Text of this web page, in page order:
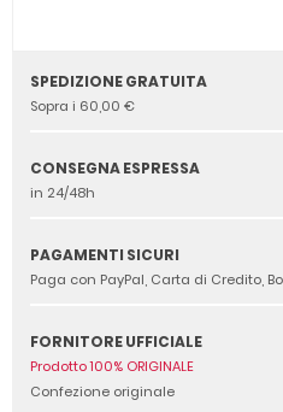
SPEDIZIONE GRATUITA
Sopra i 60,00 €
CONSEGNA ESPRESSA
in 24/48h
PAGAMENTI SICURI
Paga con PayPal, Carta di Credito,
FORNITORE UFFICIALE
Prodotto 100% ORIGINALE
Confezione originale